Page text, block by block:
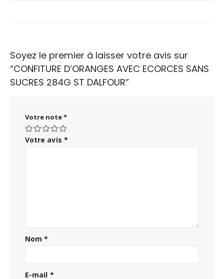
Soyez le premier à laisser votre avis sur
“CONFITURE D’ORANGES AVEC ECORCES SANS
SUCRES 284G ST DALFOUR”
Votre note*
Votre avis *
Nom*
E-mail *